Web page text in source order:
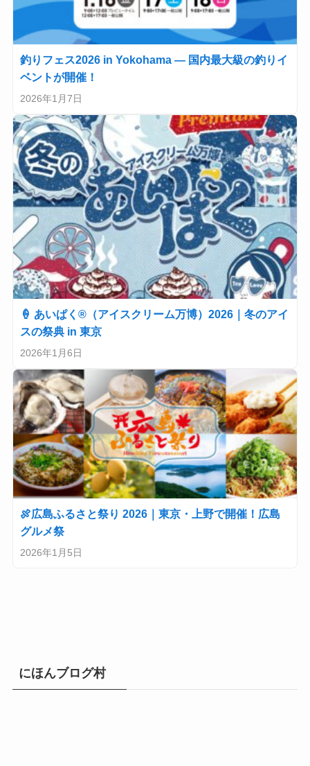
釣りフェス2026 in Yokohama — 国内最大級の釣りイ
ベントが開催！
2026年1月7日
🍦 あいぱく®（アイスクリーム万博）2026｜冬のアイ
スの祭典 in 東京
2026年1月6日
🍖広島ふるさと祭り 2026｜東京・上野で開催！広島
グルメ祭
2026年1月5日
にほんブログ村